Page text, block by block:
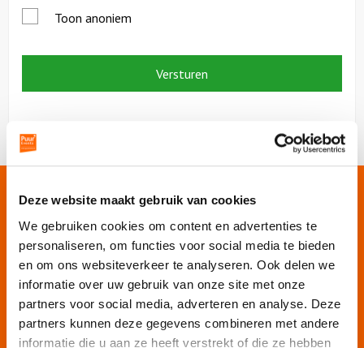
Deze website maakt gebruik van cookies
We gebruiken cookies om content en advertenties te
personaliseren, om functies voor social media te bieden
en om ons websiteverkeer te analyseren. Ook delen we
informatie over uw gebruik van onze site met onze
partners voor social media, adverteren en analyse. Deze
partners kunnen deze gegevens combineren met andere
informatie die u aan ze heeft verstrekt of die ze hebben
Toon anoniem
Onze websites
Puur Events
Puur Feesten
Puur Uitjes
Puur Amsterdam
Puur Rotterdam